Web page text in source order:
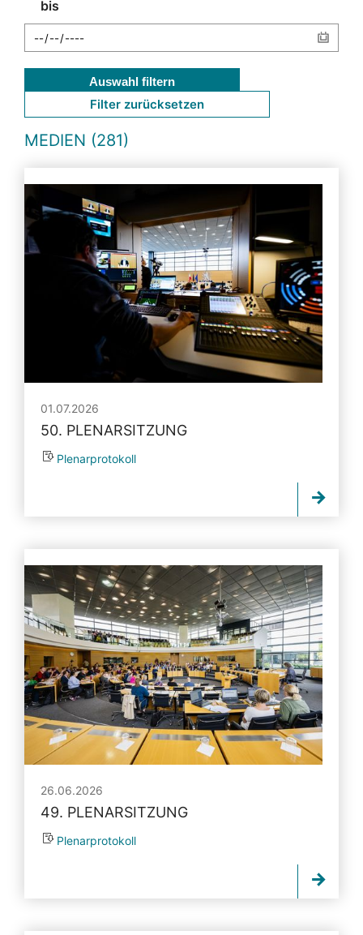
bis
Auswahl filtern
Filter zurücksetzen
MEDIEN (281)
01.07.2026
50. PLENARSITZUNG
Plenarprotokoll
26.06.2026
49. PLENARSITZUNG
Plenarprotokoll